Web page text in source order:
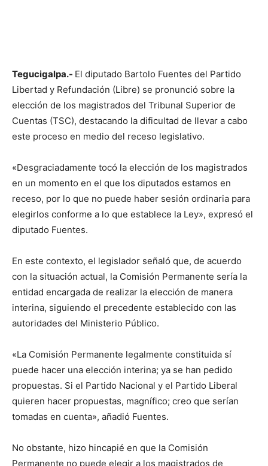
Tegucigalpa.- El diputado Bartolo Fuentes del Partido
Libertad y Refundación (Libre) se pronunció sobre la
elección de los magistrados del Tribunal Superior de
Cuentas (TSC), destacando la dificultad de llevar a cabo
este proceso en medio del receso legislativo.
«Desgraciadamente tocó la elección de los magistrados
en un momento en el que los diputados estamos en
receso, por lo que no puede haber sesión ordinaria para
elegirlos conforme a lo que establece la Ley», expresó el
diputado Fuentes.
En este contexto, el legislador señaló que, de acuerdo
con la situación actual, la Comisión Permanente sería la
entidad encargada de realizar la elección de manera
interina, siguiendo el precedente establecido con las
autoridades del Ministerio Público.
«La Comisión Permanente legalmente constituida sí
puede hacer una elección interina; ya se han pedido
propuestas. Si el Partido Nacional y el Partido Liberal
quieren hacer propuestas, magnífico; creo que serían
tomadas en cuenta», añadió Fuentes.
No obstante, hizo hincapié en que la Comisión
Permanente no puede elegir a los magistrados de